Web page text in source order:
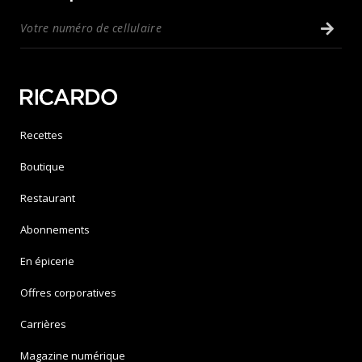
Recettes
Boutique
Restaurant
Abonnements
En épicerie
Offres corporatives
Carrières
Magazine numérique